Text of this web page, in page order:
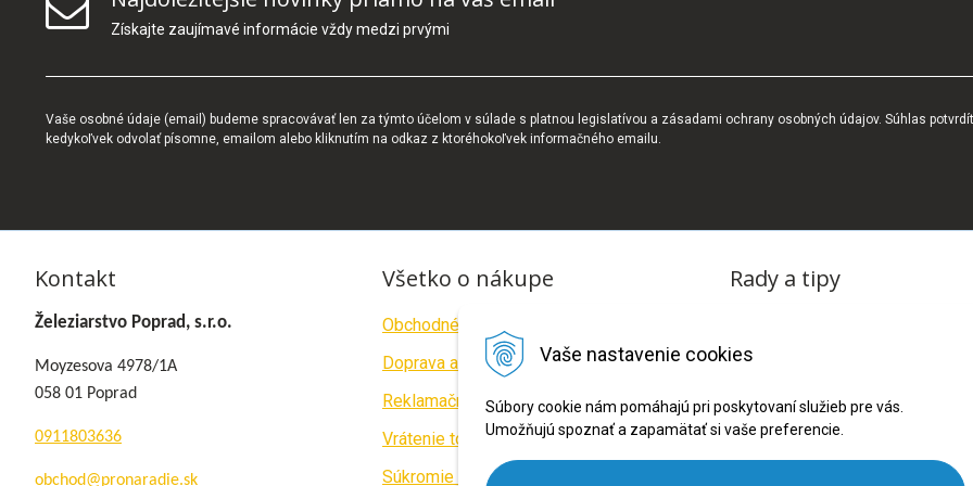
Vaše nastavenie cookies
Súbory cookie nám pomáhajú pri poskytovaní služieb pre vás.
Umožňujú spoznať a zapamätať si vaše preferencie.
Získajte zaujímavé informácie vždy medzi prvými
Vaše osobné údaje (email) budeme spracovávať len za týmto účelom v súlade s platnou legislatívou a zásadami ochrany osobných údajov. Súhlas
kedykoľvek odvolať písomne, emailom alebo kliknutím na odkaz z ktoréhokoľvek informačného emailu.
Kontakt
Železiarstvo Poprad, s.r.o.
Moyzesova 4978/1A
058 01 Poprad
0911803636
obchod@pronaradie.sk
Všetko o nákupe
Obchodné podmienky
Doprava a platba
Reklamačný poriadok
Vrátenie tovaru
Súkromie a cookies
Rady a tipy